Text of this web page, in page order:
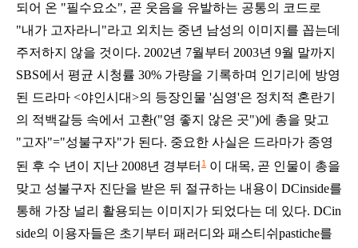
되어 온 "필수요소", 곧 웃음을 유발하는 공통의 코드로
"내가 고자라니"라고 외치는 중년 남성의 이미지를 꼽는데
주저하지 않을 것이다. 2002년 7월부터 2003년 9월 말까지
SBS에서 평균 시청률 30% 가량을 기록하며 인기리에 방영
된 드라마 <야인시대>의 등장인물 '심영'은 정치적 혼란기
의 적백갈등 속에서 고환("영 좋지 않은 곳")에 총을 맞고
"고자"="성불구자"가 된다. 중요한 사실은 드라마가 종영
된 후 수 년이 지난 2008년 경부터 1 이 대목, 곧 인물이 총을
맞고 성불구자 진단을 받은 뒤 절규하는 내용이 DCinside를
통해 가장 널리 활용되는 이미지가 되었다는 데 있다. DCin
side의 이용자들은 초기부터 패러디와 패스티쉬pastiche를